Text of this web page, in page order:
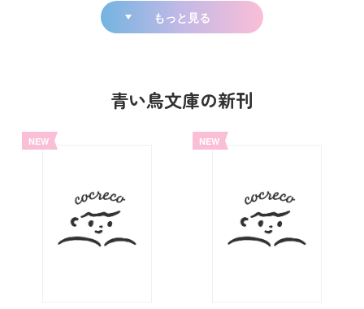
もっと見る
青い鳥文庫の新刊
NEW NEW